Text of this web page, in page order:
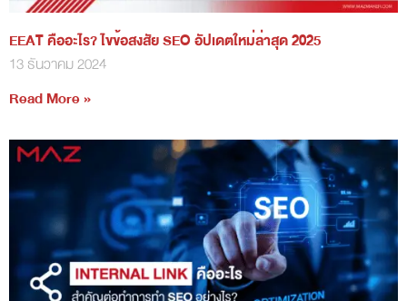
EEAT คืออะไร? ไขข้อสงสัย SEO อัปเดตใหม่ล่าสุด 2025
13 ธันวาคม 2024
Read More »